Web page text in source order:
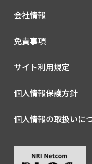
会社情報
免責事項
サイト利用規定
個人情報保護方針
個人情報の取扱いに